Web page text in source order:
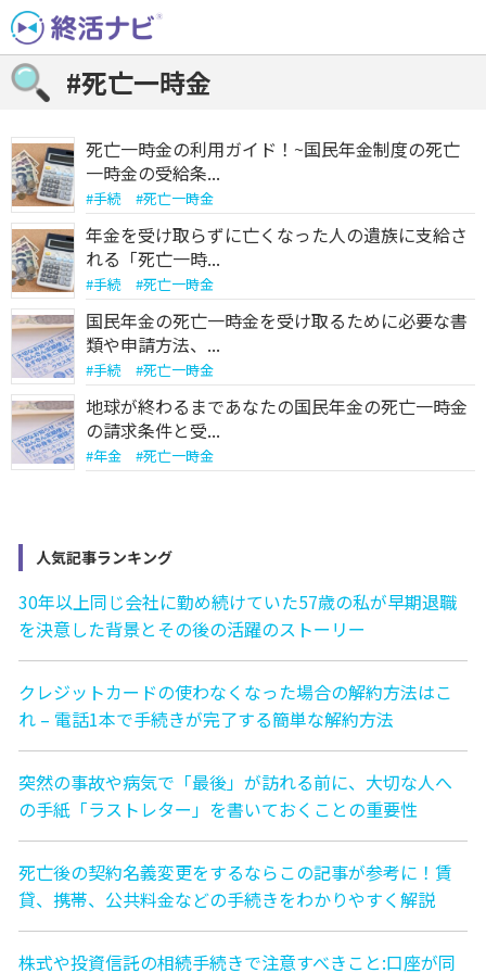
Skip
to
content
#死亡一時金
死亡一時金の利用ガイド！~国民年金制度の死亡
一時金の受給条...
#手続 #死亡一時金
年金を受け取らずに亡くなった人の遺族に支給さ
れる「死亡一時...
#手続 #死亡一時金
国民年金の死亡一時金を受け取るために必要な書
類や申請方法、...
#手続 #死亡一時金
地球が終わるまであなたの国民年金の死亡一時金
の請求条件と受...
#年金 #死亡一時金
人気記事ランキング
30年以上同じ会社に勤め続けていた57歳の私が早期退職
を決意した背景とその後の活躍のストーリー
クレジットカードの使わなくなった場合の解約方法はこ
れ – 電話1本で手続きが完了する簡単な解約方法
突然の事故や病気で「最後」が訪れる前に、大切な人へ
の手紙「ラストレター」を書いておくことの重要性
死亡後の契約名義変更をするならこの記事が参考に！賃
貸、携帯、公共料金などの手続きをわかりやすく解説
株式や投資信託の相続手続きで注意すべきこと:口座が同